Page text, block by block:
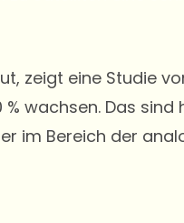
zeigt eine Studie
wachsen. Das
im Bereich der